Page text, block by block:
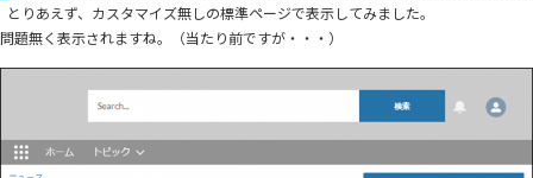
とりあえず、カスタマイズ無しの標準ページで表示してみました。
問題無く表示されますね。（当たり前ですが・・・）